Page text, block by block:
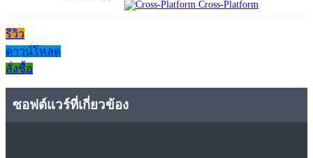
Cross-Platform
รีวิว
ดาวน์โหลด
สั่งซื้อ
ซอฟต์แวร์ที่เกี่ยวข้อง